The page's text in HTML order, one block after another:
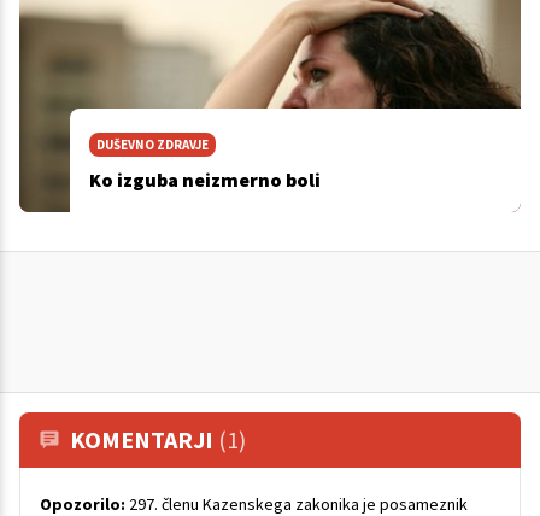
DUŠEVNO ZDRAVJE
Ko izguba neizmerno boli
KOMENTARJI (1)
Opozorilo: 297. členu Kazenskega zakonika je posameznik